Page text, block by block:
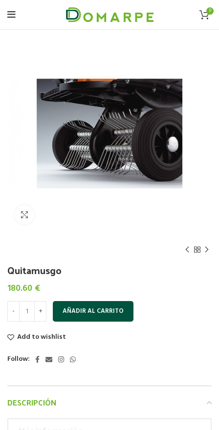
0
Quitamusgo
180.60 €
AÑADIR AL CARRITO
Add to wishlist
Follow:
DESCRIPCIÓN